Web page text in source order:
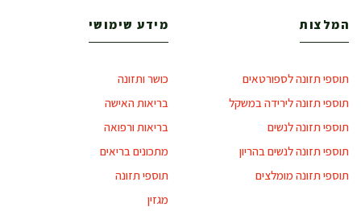
המלצות
תוספי תזונה לספורטאים
תוספי תזונה לירידה במשקל
תוספי תזונה לנשים
תוספי תזונה לנשים בהריון
תוספי תזונה מומלצים
מידע שימושי
כושר ותזונה
בריאות האישה
בריאות ורפואה
מתכונים בריאים
תוספי תזונה
מגזין